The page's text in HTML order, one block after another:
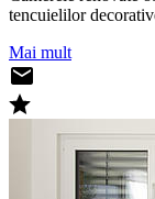
tencuielilor
Mai mult